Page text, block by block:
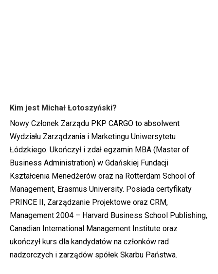
Kim jest Michał Łotoszyński?
Nowy Członek Zarządu PKP CARGO to absolwent
Wydziału Zarządzania i Marketingu Uniwersytetu
Łódzkiego. Ukończył i zdał egzamin MBA (Master of
Business Administration) w Gdańskiej Fundacji
Kształcenia Menedżerów oraz na Rotterdam School of
Management, Erasmus University. Posiada certyfikaty
PRINCE II, Zarządzanie Projektowe oraz CRM,
Management 2004 – Harvard Business School Publishing,
Canadian International Management Institute oraz
ukończył kurs dla kandydatów na członków rad
nadzorczych i zarządów spółek Skarbu Państwa.